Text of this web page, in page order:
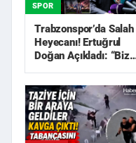
SPOR
Trabzonspor’da Salah
Heyecanı! Ertuğrul
Doğan Açıkladı: “Bize